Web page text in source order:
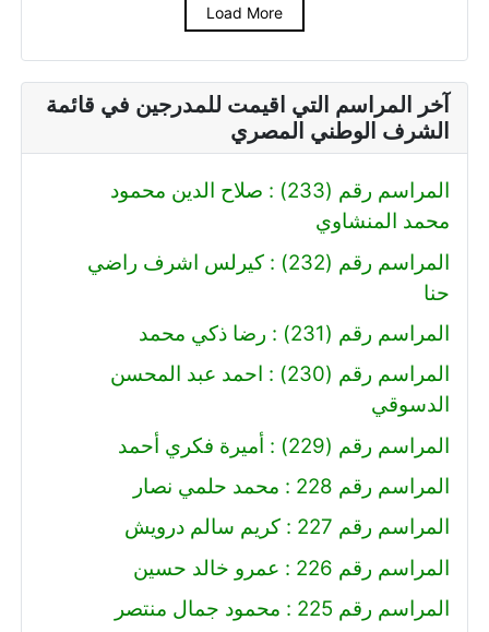
Load More
آخر المراسم التي اقيمت للمدرجين في قائمة
الشرف الوطني المصري
المراسم رقم (233) : صلاح الدين محمود
محمد المنشاوي
المراسم رقم (232) : كيرلس اشرف راضي
حنا
المراسم رقم (231) : رضا ذكي محمد
المراسم رقم (230) : احمد عبد المحسن
الدسوقي
المراسم رقم (229) : أميرة فكري أحمد
المراسم رقم 228 : محمد حلمي نصار
المراسم رقم 227 : كريم سالم درويش
المراسم رقم 226 : عمرو خالد حسين
المراسم رقم 225 : محمود جمال منتصر